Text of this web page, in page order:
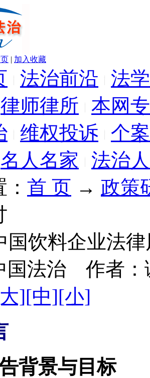
| 加入收藏
法治前沿
法
律师律所
本网
维权投诉
个
名人名家
法治
首 页 → 政策
国饮料企业法
国法治 作者：
][中][小]
背景与目标